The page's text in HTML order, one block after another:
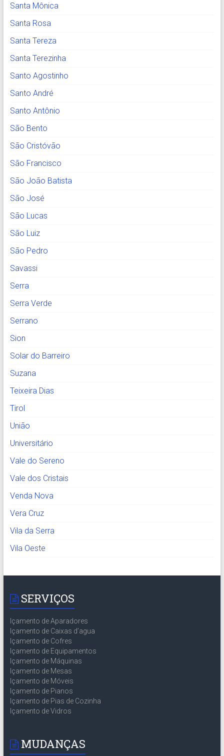
Santa Mônica
Santa Rosa
Santa Tereza
Santa Terezinha
Santo Agostinho
Santo André
Santo Antônio
São Bento
São Cristóvão
São Francisco
São João Batista
São José
São Lucas
São Luiz
São Pedro
Savassi
Serra
Serra Verde
Serrano
Sion
Solar do Barreiro
Suzana
Teixeira Dias
Tirol
União
Universitário
Vale do Sereno
Vale dos Cristais
Venda Nova
Vera Cruz
Vila da Serra
Vila Oeste
SERVIÇOS
Içamento de Aparadores
Içamento de Caixas d’agua
Içamento de Cofres
Içamento de Equipamentos
Içamento de Máquinas
Içamento de Mesas
Içamento de Móveis
Içamento de Pianos
Içamento de Pias de Cozinha
Içamento de Vidros
MUDANÇAS